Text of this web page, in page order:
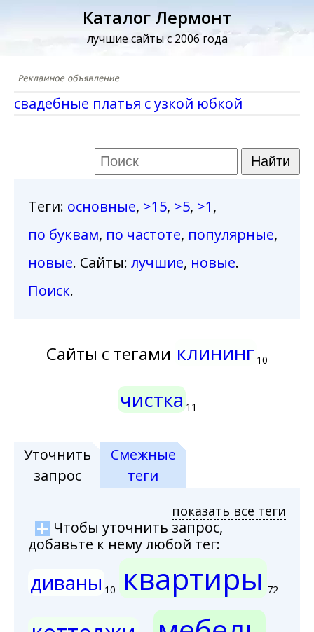
Каталог Лермонт
лучшие сайты с 2006 года
свадебные платья с узкой юбкой
Теги: основные, >15, >5, >1,
по буквам, по частоте, популярные,
новые. Сайты: лучшие, новые.
Поиск.
Сайты с тегами клининг 10
чистка 11
Уточнить
запрос
Смежные
теги
показать все теги
Чтобы уточнить запрос,
добавьте к нему любой тег:
диваны 10 квартиры 72